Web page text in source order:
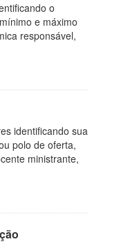
o
e máximo
responsável,
identificando sua
polo de oferta,
ministrante,